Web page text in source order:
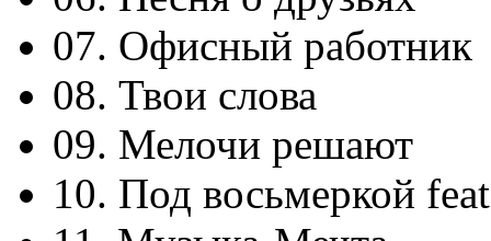
07. Офисный работник
08. Твои слова
09. Мелочи решают
10. Под восьмеркой